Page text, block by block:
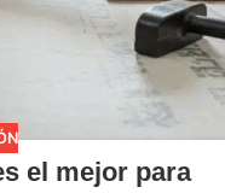
el mejor para